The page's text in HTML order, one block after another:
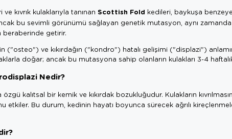
kıvrık kulaklarıyla tanınan Scottish Fold kedileri, baykuşa
bu sevimli görünümü sağlayan genetik mutasyon, aynı zamanda
beraberinde getirir.
("osteo") ve kıkırdağın ("kondro") hatalı gelişimi ("displazi")
doğar; ancak bu mutasyona sahip olanların kulakları 3-4
Nedir?
özgü kalıtsal bir kemik ve kıkırdak bozukluğudur. Kulakların
etkiler. Bu durum, kedinin hayatı boyunca sürecek ağrılı